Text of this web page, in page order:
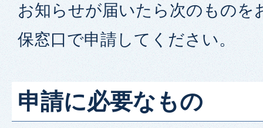
お知らせが届いたら次のものを
保窓口で申請してください。
申請に必要なもの